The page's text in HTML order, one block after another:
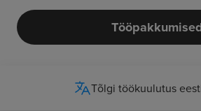
Tõlgi töökuulutus